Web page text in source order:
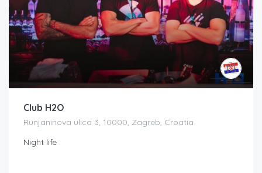
Club H2O
Runjaninova ulica 3, 10000, Zagreb, Croatia
Night life